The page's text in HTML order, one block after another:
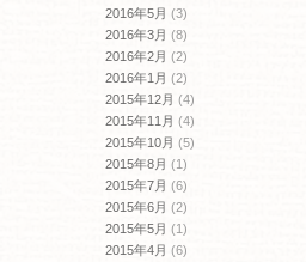
2016年5月 (3)
2016年3月 (8)
2016年2月 (2)
2016年1月 (2)
2015年12月 (4)
2015年11月 (4)
2015年10月 (5)
2015年8月 (1)
2015年7月 (6)
2015年6月 (2)
2015年5月 (1)
2015年4月 (6)